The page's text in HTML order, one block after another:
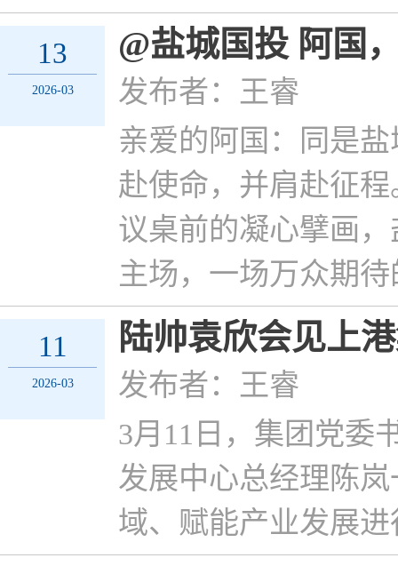
13
2026-03
@盐城国投 阿国
发布者：王睿
亲爱的阿国：同是
赴使命，并肩赴征
议桌前的凝心擘画
主场，一场万众期
11
2026-03
陆帅袁欣会见上
发布者：王睿
3月11日，集团党委
发展中心总经理陈
域、赋能产业发展